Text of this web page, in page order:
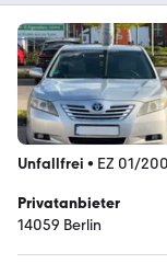
Unfallfrei • EZ 01/
Privatanbieter
14059 Berlin